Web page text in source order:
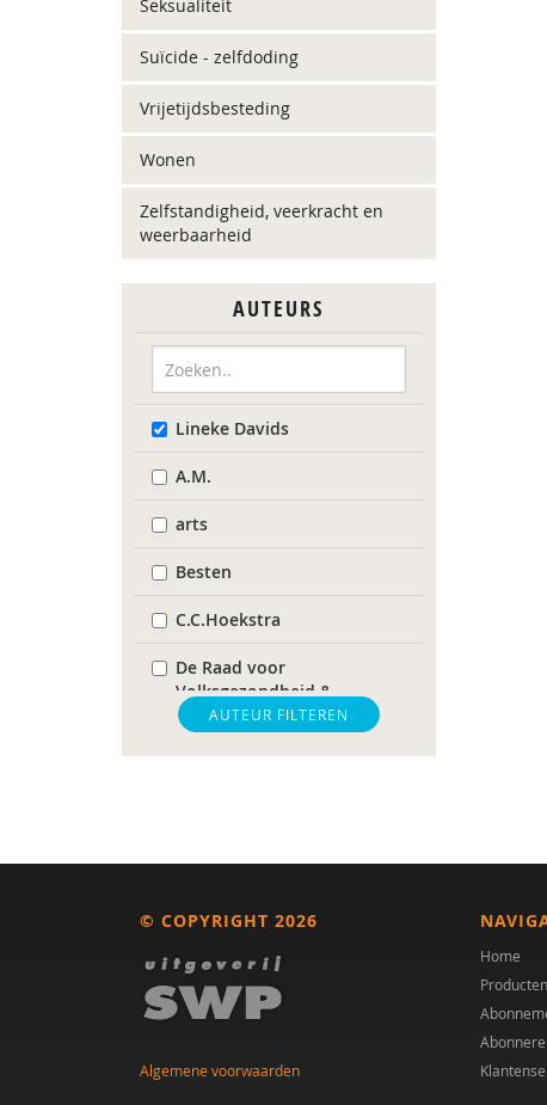
Seksualiteit
Suïcide - zelfdoding
Vrijetijdsbesteding
Wonen
Zelfstandigheid, veerkracht en
weerbaarheid
AUTEURS
Lineke Davids
A.M.
arts
Besten
C.C.Hoekstra
De Raad voor
Volksgezondheid &
Samenleving
gz-psycholoog
huisarts
MD
MSc
AUTEUR FILTEREN
© COPYRIGHT 2026
Algemene voorwaarden
Home
Producten